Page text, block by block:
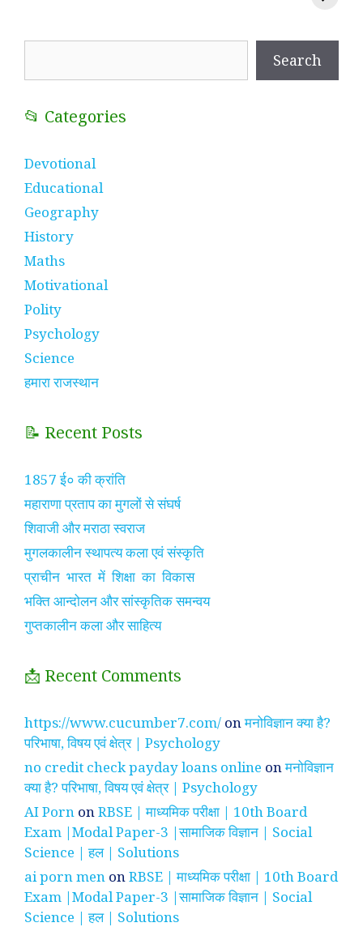
Search
📂 Categories
Devotional
Educational
Geography
History
Maths
Motivational
Polity
Psychology
Science
हमारा राजस्थान
📝 Recent Posts
1857 ई० की क्रांति
महाराणा प्रताप का मुगलों से संघर्ष
शिवाजी और मराठा स्वराज
मुगलकालीन स्थापत्य कला एवं संस्कृति
प्राचीन भारत में शिक्षा का विकास
भक्ति आन्दोलन और सांस्कृतिक समन्वय
गुप्तकालीन कला और साहित्य
📩 Recent Comments
https://www.cucumber7.com/ onमनोविज्ञान क्या है?
परिभाषा, विषय एवं क्षेत्र | Psychology
no credit check payday loans online onमनोविज्ञान
क्या है? परिभाषा, विषय एवं क्षेत्र | Psychology
AI Porn onRBSE | माध्यमिक परीक्षा | 10th Board
Exam |Modal Paper-3 |सामाजिक विज्ञान | Social
Science | हल | Solutions
ai porn men onRBSE | माध्यमिक परीक्षा | 10th Board
Exam |Modal Paper-3 |सामाजिक विज्ञान | Social
Science | हल | Solutions